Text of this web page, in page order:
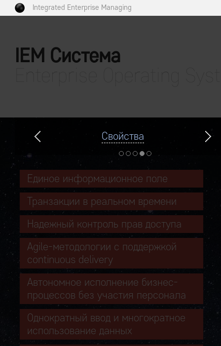
Integrated Enterprise Managing
IEM Система
Свойства
Единое информационное поле
Транзакции в реальном времени
Надежный контроль прав доступа
Agile-методологии с поддержкой
continuous delivery
Автономное исполнение бизнес-
процессов без участия персонала
Однократный ввод и многократное
использование данных